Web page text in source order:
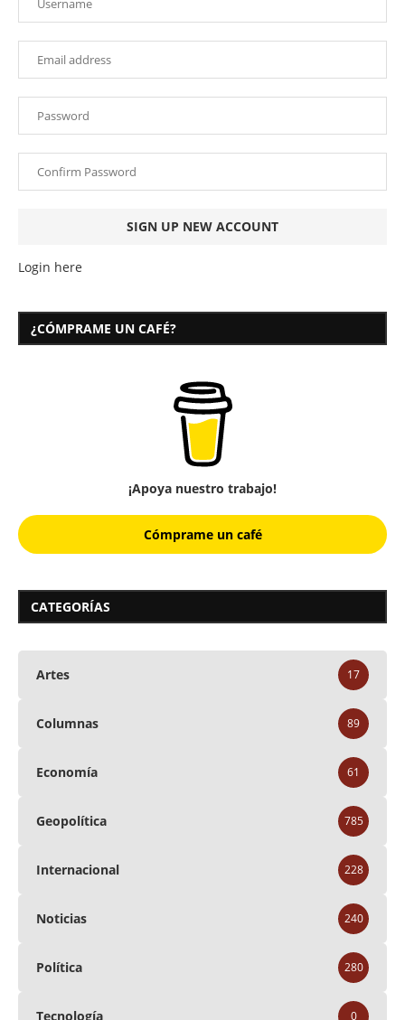
Login here
¿CÓMPRAME UN CAFÉ?
¡Apoya nuestro trabajo!
Cómprame un café
CATEGORÍAS
Artes 17
Columnas 89
Economía 61
Geopolítica 785
Internacional 228
Noticias 240
Política 280
Tecnología 0